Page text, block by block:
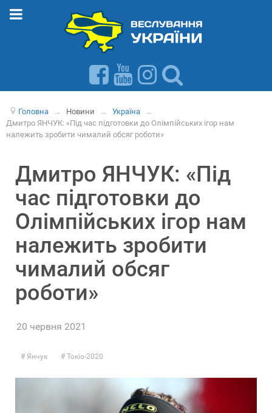
Головна → Новини → Україна
→
Дмитро ЯНЧУК: «Під час підготовки до Олімпійських ігор нам
належить зробити чималий обсяг роботи»
Дмитро ЯНЧУК: «Під
час підготовки до
Олімпійських ігор нам
належить зробити
чималий обсяг
роботи»
20 червня 2021
Янчук Токіо-2020